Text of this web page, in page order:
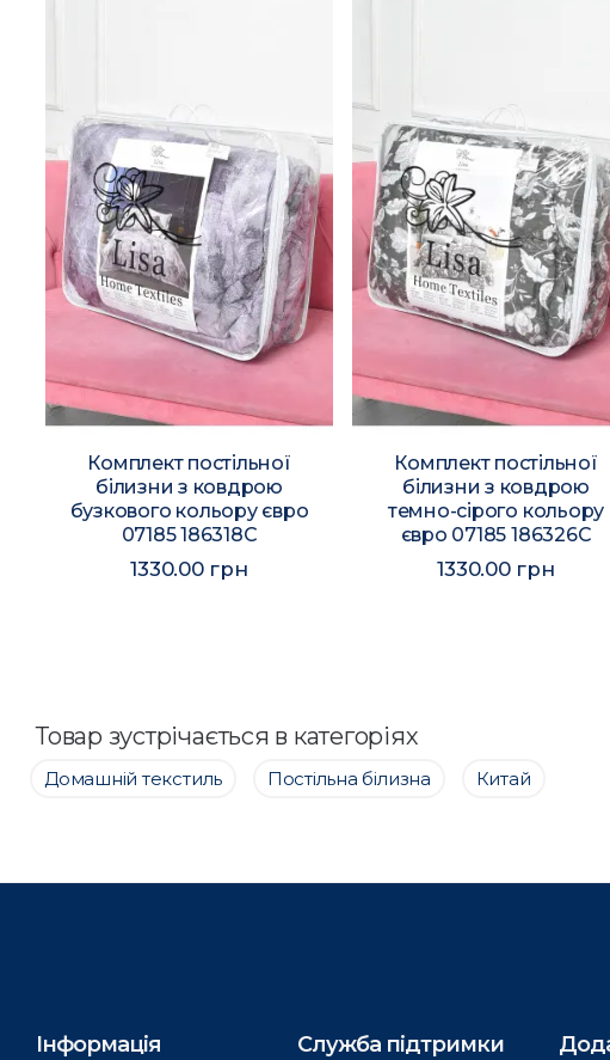
Комплект постільної
білизни з ковдрою
бузкового кольору євро
07185 186318C
1330.00 грн
Комплект постільної
білизни з ковдрою
темно-сірого кольору
євро 07185 186326C
1330.00 грн
Товар зустрічається в категоріях
Домашній текстиль Постільна білизна Китай
Інформація Служба підтримки